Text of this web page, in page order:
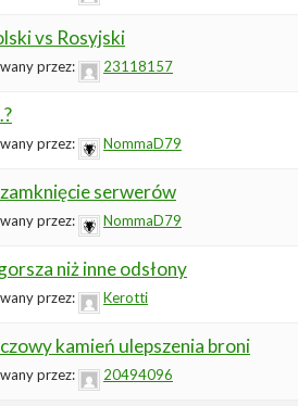
vs Rosyjski
przez: 23118157
przez: NommaD79
serwerów
przez: NommaD79
niż inne odsłony
przez: Kerotti
kamień ulepszenia broni
przez: 20494096